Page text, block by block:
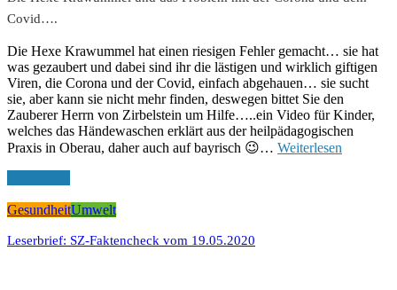
Covid….
Die Hexe Krawummel hat einen riesigen Fehler gemacht… sie hat
was gezaubert und dabei sind ihr die lästigen und wirklich giftigen
Viren, die Corona und der Covid, einfach abgehauen… sie sucht
sie, aber kann sie nicht mehr finden, deswegen bittet Sie den
Zauberer Herrn von Zirbelstein um Hilfe…..ein Video für Kinder,
welches das Händewaschen erklärt aus der heilpädagogischen
Praxis in Oberau, daher auch auf bayrisch 😉… Weiterlesen
GesundheitUmwelt
Leserbrief: SZ-Faktencheck vom 19.05.2020